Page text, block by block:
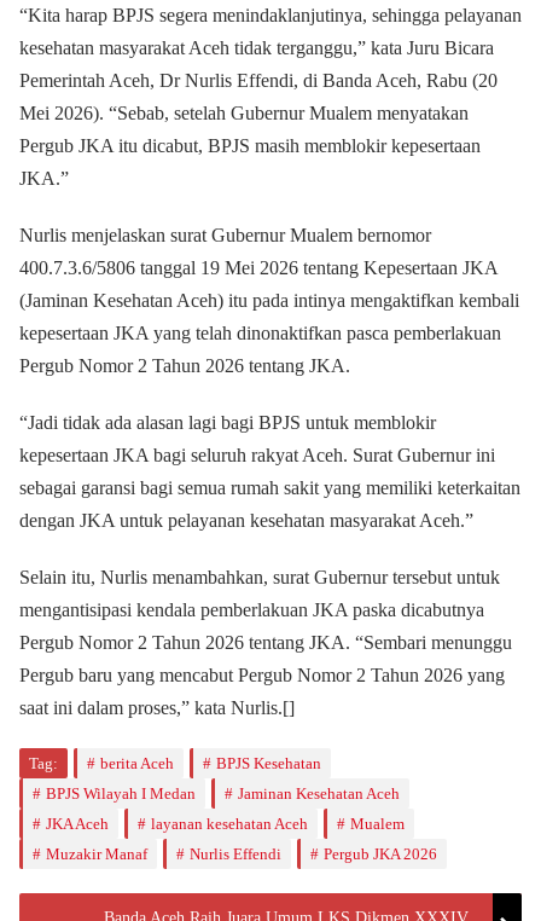
“Kita harap BPJS segera menindaklanjutinya, sehingga pelayanan
kesehatan masyarakat Aceh tidak terganggu,” kata Juru Bicara
Pemerintah Aceh, Dr Nurlis Effendi, di Banda Aceh, Rabu (20
Mei 2026). “Sebab, setelah Gubernur Mualem menyatakan
Pergub JKA itu dicabut, BPJS masih memblokir kepesertaan
JKA.”
Nurlis menjelaskan surat Gubernur Mualem bernomor
400.7.3.6/5806 tanggal 19 Mei 2026 tentang Kepesertaan JKA
(Jaminan Kesehatan Aceh) itu pada intinya mengaktifkan kembali
kepesertaan JKA yang telah dinonaktifkan pasca pemberlakuan
Pergub Nomor 2 Tahun 2026 tentang JKA.
“Jadi tidak ada alasan lagi bagi BPJS untuk memblokir
kepesertaan JKA bagi seluruh rakyat Aceh. Surat Gubernur ini
sebagai garansi bagi semua rumah sakit yang memiliki keterkaitan
dengan JKA untuk pelayanan kesehatan masyarakat Aceh.”
Selain itu, Nurlis menambahkan, surat Gubernur tersebut untuk
mengantisipasi kendala pemberlakuan JKA paska dicabutnya
Pergub Nomor 2 Tahun 2026 tentang JKA. “Sembari menunggu
Pergub baru yang mencabut Pergub Nomor 2 Tahun 2026 yang
saat ini dalam proses,” kata Nurlis.[]
Tag: berita Aceh
BPJS Kesehatan
BPJS Wilayah I Medan
Jaminan Kesehatan Aceh
JKA Aceh
layanan kesehatan Aceh
Mualem
Muzakir Manaf
Nurlis Effendi Pergub JKA 2026